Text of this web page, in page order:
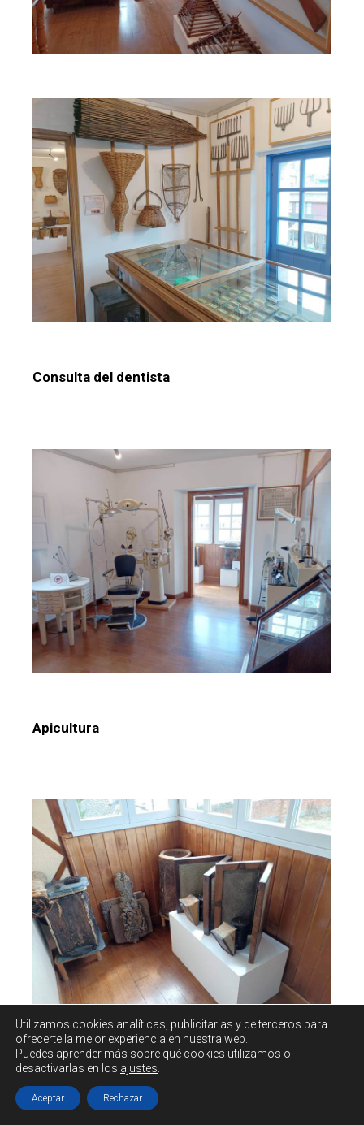
Consulta del dentista
Apicultura
Utilizamos cookies analíticas, publicitarias y de terceros para
ofrecerte la mejor experiencia en nuestra web.
Puedes aprender más sobre qué cookies utilizamos o
desactivarlas en los ajustes
Aceptar Rechazar